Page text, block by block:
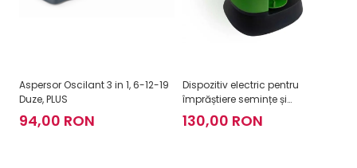
Aspersor Oscilant 3 in 1, 6-12-19
Duze, PLUS
94,00 RON
Dispozitiv electric pentru
împrăștiere semințe și
îngrășăminte Easy Drop
130,00 RON